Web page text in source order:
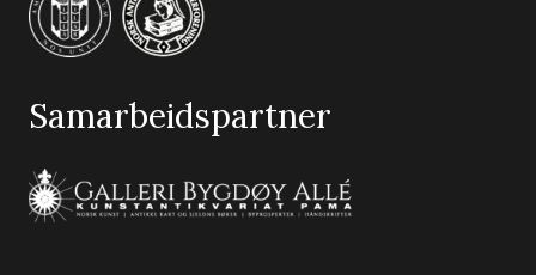
Samarbeidspartner